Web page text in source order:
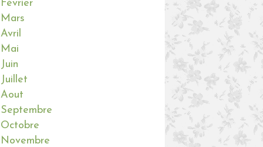
Février
Mars
Avril
Mai
Juin
Juillet
Aout
Septembre
Octobre
Novembre